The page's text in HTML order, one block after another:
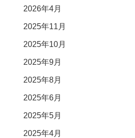
2026年4月
2025年11月
2025年10月
2025年9月
2025年8月
2025年6月
2025年5月
2025年4月